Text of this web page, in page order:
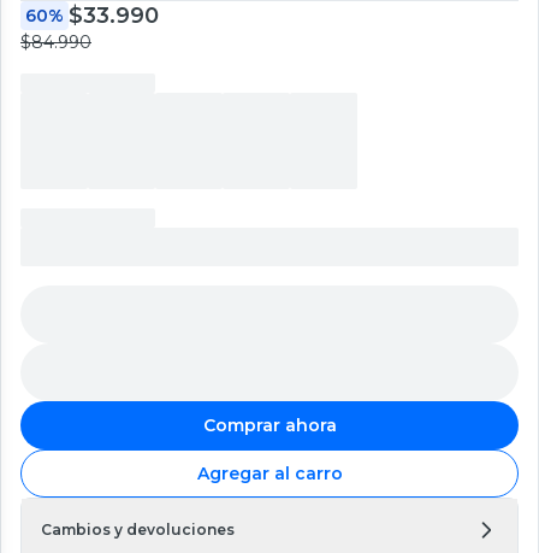
60% $33.990
$84.990
Comprar ahora
Agregar al carro
Cambios y devoluciones